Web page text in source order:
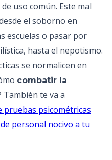
uso común. Este mal
el soborno en
escuelas o pasar por
hasta el nepotismo.
se normalicen en
combatir la
También te va a
pruebas psicométricas
personal nocivo a tu